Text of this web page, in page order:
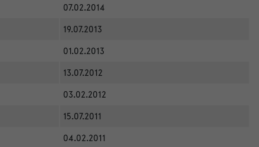
07.02.2014
19.07.2013
01.02.2013
13.07.2012
03.02.2012
15.07.2011
04.02.2011